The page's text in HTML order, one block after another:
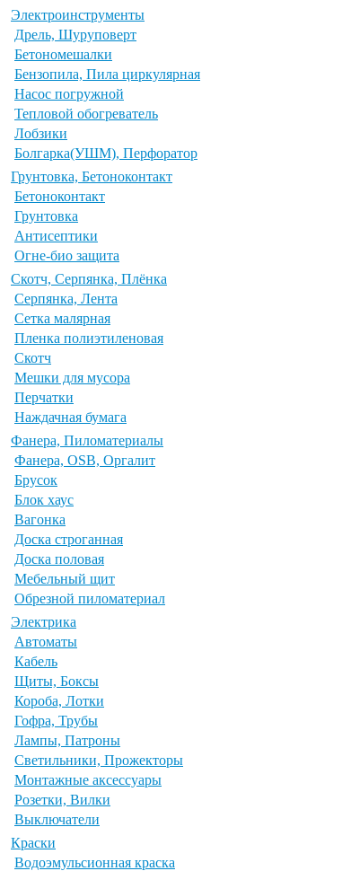
Электроинструменты
Дрель, Шуруповерт
Бетономешалки
Бензопила, Пила циркулярная
Насос погружной
Тепловой обогреватель
Лобзики
Болгарка(УШМ), Перфоратор
Грунтовка, Бетоноконтакт
Бетоноконтакт
Грунтовка
Антисептики
Огне-био защита
Скотч, Серпянка, Плёнка
Серпянка, Лента
Сетка малярная
Пленка полиэтиленовая
Скотч
Мешки для мусора
Перчатки
Наждачная бумага
Фанера, Пиломатериалы
Фанера, OSB, Оргалит
Брусок
Блок хаус
Вагонка
Доска строганная
Доска половая
Мебельный щит
Обрезной пиломатериал
Электрика
Автоматы
Кабель
Щиты, Боксы
Короба, Лотки
Гофра, Трубы
Лампы, Патроны
Светильники, Прожекторы
Монтажные аксессуары
Розетки, Вилки
Выключатели
Краски
Водоэмульсионная краска